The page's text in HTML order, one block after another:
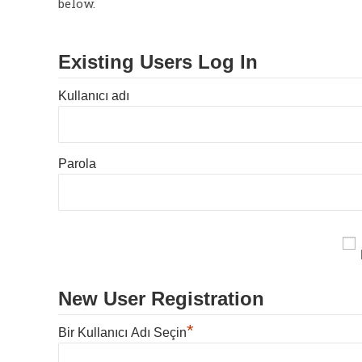
below.
Existing Users Log In
Kullanıcı adı
Parola
New User Registration
Bir Kullanıcı Adı Seçin*